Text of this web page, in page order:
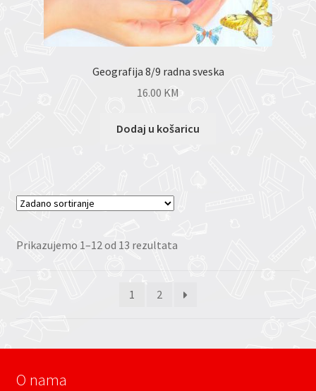
Geografija 8/9 radna sveska
16.00 KM
Dodaj u košaricu
Prikazujemo 1–12 od 13 rezultata
1 2
O nama